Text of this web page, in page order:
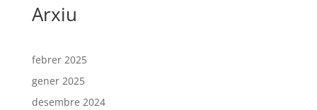
Arxiu
febrer 2025
gener 2025
desembre 2024